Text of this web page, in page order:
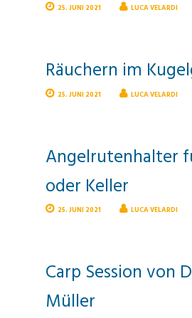
25. JUNI 2021 LUCA VELARDI
Räuchern im
25. JUNI 2021 LUCA VELARDI
Angelrutenhalter
oder Keller
25. JUNI 2021 LUCA VELARDI
Carp Session von
Müller